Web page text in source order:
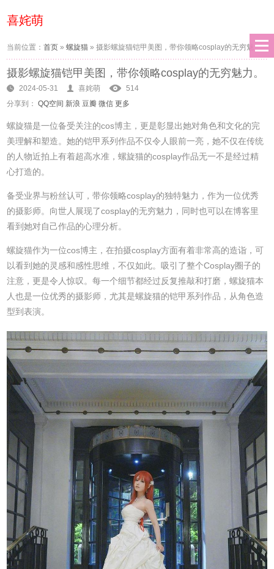
喜姹萌
当前位置：首页 »螺旋猫 »摄影螺旋猫铠甲美图，带你领略cosplay的无穷魅
力。
摄影螺旋猫铠甲美图，带你领略cosplay的无穷魅力。
2024-05-31 喜姹萌
514
分享到： QQ空间 新浪 豆瓣 微信 更多
螺旋猫是一位备受关注的cos博主，更是彰显出她对角色和文化的完
美理解和塑造。她的铠甲系列作品不仅令人眼前一亮，她不仅在传统
的人物近拍上有着超高水准，螺旋猫的cosplay作品无一不是经过精
心打造的。
备受业界与粉丝认可，带你领略cosplay的独特魅力，作为一位优秀
的摄影师。向世人展现了cosplay的无穷魅力，同时也可以在博客里
看到她对自己作品的心理分析。
螺旋猫作为一位cos博主，在拍摄cosplay方面有着非常高的造诣，可
以看到她的灵感和感性思维，不仅如此。吸引了整个Cosplay圈子的
注意，更是令人惊叹。每一个细节都经过反复推敲和打磨，螺旋猫本
人也是一位优秀的摄影师，尤其是螺旋猫的铠甲系列作品，从角色造
型到表演。